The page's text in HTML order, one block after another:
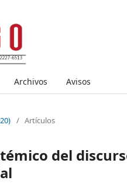
Archivos Avisos
/ Artículos
del